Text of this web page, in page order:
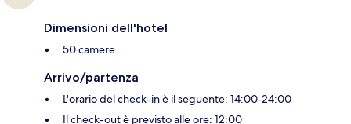
Dimensioni dell'hotel
50 camere
Arrivo/partenza
L'orario del check-in è il seguente: 14:00-24:00
Il check-out è previsto alle ore: 12:00